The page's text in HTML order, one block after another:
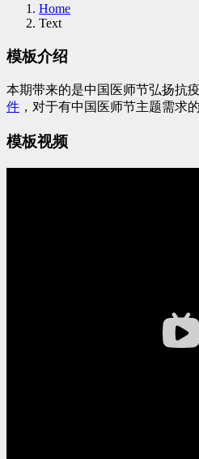
Home
Text
模板介绍
本期带来的是中国医师节弘扬抗
件 ，对于有中国医师节主题需求
模板视频